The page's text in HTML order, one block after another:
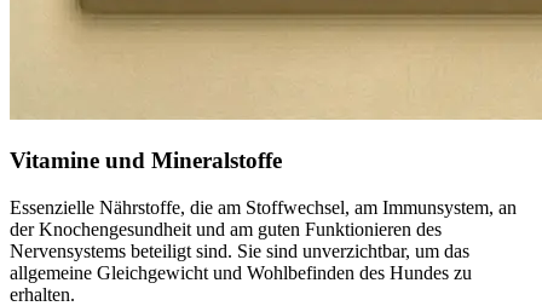
Vitamine und Mineralstoffe
Essenzielle Nährstoffe, die am Stoffwechsel, am Immunsystem, an
der Knochengesundheit und am guten Funktionieren des
Nervensystems beteiligt sind. Sie sind unverzichtbar, um das
allgemeine Gleichgewicht und Wohlbefinden des Hundes zu
erhalten.